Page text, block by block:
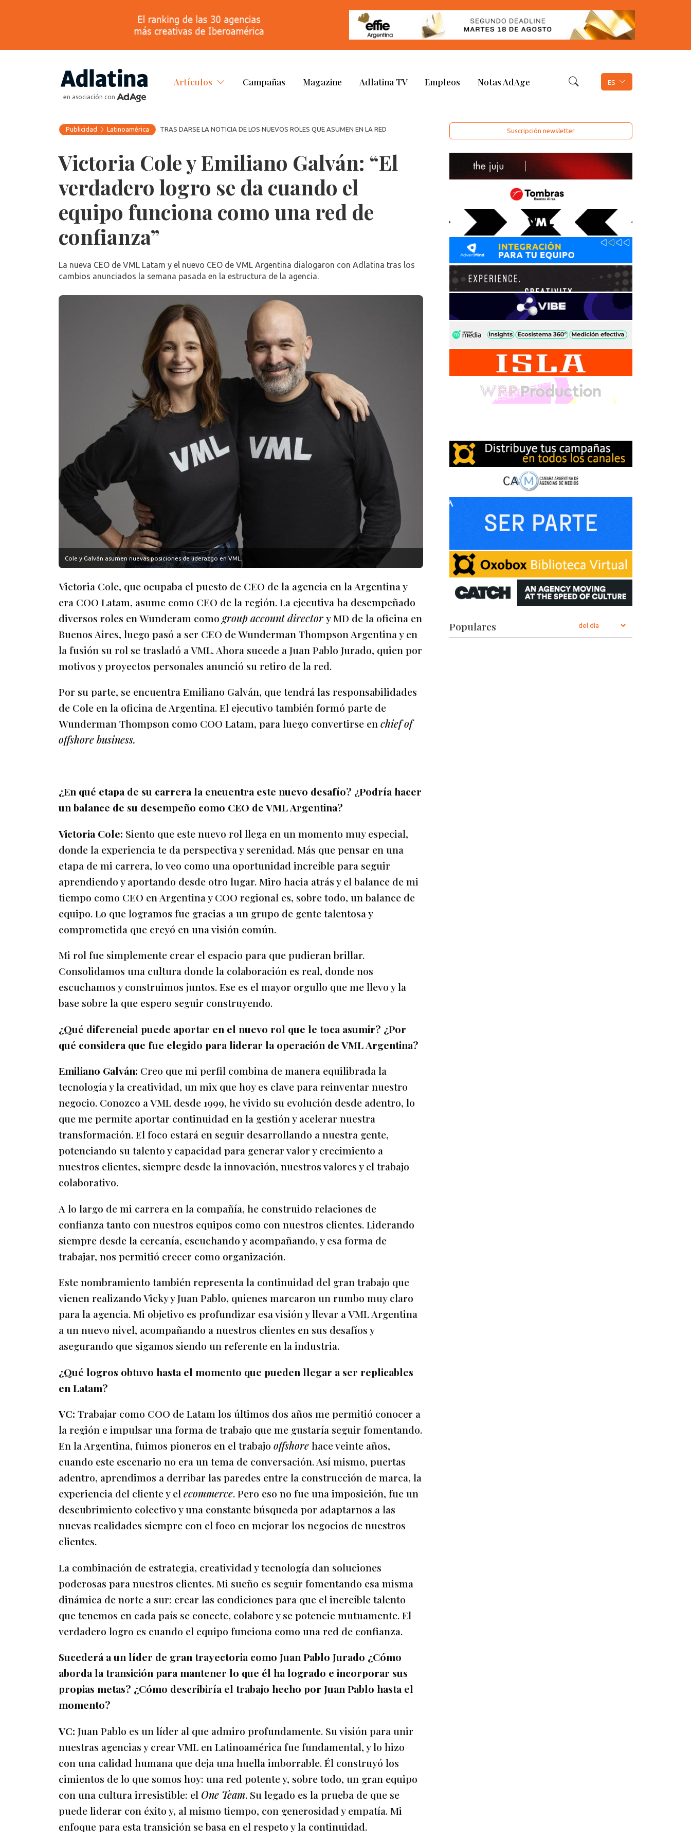
en asociación con
Artículos Campañas Magazine Adlatina TV Empleos Notas AdAge ES
Publicidad Latinoamérica TRAS DARSE LA NOTICIA DE LOS NUEVOS ROLES QUE ASUMEN EN LA RED
Victoria Cole y Emiliano Galván: “El
verdadero logro se da cuando el
equipo funciona como una red de
confianza”
La nueva CEO de VML Latam y el nuevo CEO de VML Argentina dialogaron con Adlatina tras los
cambios anunciados la semana pasada en la estructura de la agencia.
Cole y Galván asumen nuevas posiciones de liderazgo en VML.
Victoria Cole, que ocupaba el puesto de CEO de la agencia en la Argentina y
era COO Latam, asume como CEO de la región. La ejecutiva ha desempeñado
diversos roles en Wunderam como group account directory MD de la oficina en
Buenos Aires, luego pasó a ser CEO de Wunderman Thompson Argentina y en
la fusión su rol se trasladó a VML. Ahora sucede a Juan Pablo Jurado, quien por
motivos y proyectos personales anunció su retiro de la red.
Por su parte, se encuentra Emiliano Galván, que tendrá las responsabilidades
de Cole en la oficina de Argentina. El ejecutivo también formó parte de
Wunderman Thompson como COO Latam, para luego convertirse enchief of
offshore business.
¿En qué etapa de su carrera la encuentra este nuevo desafío? ¿Podría hacer
un balance de su desempeño como CEO de VML Argentina?
Victoria Cole: Siento que este nuevo rol llega en un momento muy especial,
donde la experiencia te da perspectiva y serenidad. Más que pensar en una
etapa de mi carrera, lo veo como una oportunidad increíble para seguir
aprendiendo y aportando desde otro lugar. Miro hacia atrás y el balance de mi
tiempo como CEO en Argentina y COO regional es, sobre todo, un balance de
equipo. Lo que logramos fue gracias a un grupo de gente talentosa y
comprometida que creyó en una visión común.
Mi rol fue simplemente crear el espacio para que pudieran brillar.
Consolidamos una cultura donde la colaboración es real, donde nos
escuchamos y construimos juntos. Ese es el mayor orgullo que me llevo y la
base sobre la que espero seguir construyendo.
¿Qué diferencial puede aportar en el nuevo rol que le toca asumir? ¿Por
qué considera que fue elegido para liderar la operación de VML Argentina?
Emiliano Galván: Creo que mi perfil combina de manera equilibrada la
tecnología y la creatividad, un mix que hoy es clave para reinventar nuestro
negocio. Conozco a VML desde 1999, he vivido su evolución desde adentro, lo
que me permite aportar continuidad en la gestión y acelerar nuestra
transformación. El foco estará en seguir desarrollando a nuestra gente,
potenciando su talento y capacidad para generar valor y crecimiento a
nuestros clientes, siempre desde la innovación, nuestros valores y el trabajo
colaborativo.
A lo largo de mi carrera en la compañía, he construido relaciones de
confianza tanto con nuestros equipos como con nuestros clientes. Liderando
siempre desde la cercanía, escuchando y acompañando, y esa forma de
trabajar, nos permitió crecer como organización.
Este nombramiento también representa la continuidad del gran trabajo que
vienen realizando Vicky y Juan Pablo, quienes marcaron un rumbo muy claro
para la agencia. Mi objetivo es profundizar esa visión y llevar a VML Argentina
a un nuevo nivel, acompañando a nuestros clientes en sus desafíos y
asegurando que sigamos siendo un referente en la industria.
¿Qué logros obtuvo hasta el momento que pueden llegar a ser replicables
en Latam?
VC: Trabajar como COO de Latam los últimos dos años me permitió conocer a
la región e impulsar una forma de trabajo que me gustaría seguir fomentando.
En la Argentina, fuimos pioneros en el trabajo offshorehace veinte años,
cuando este escenario no era un tema de conversación. Así mismo, puertas
adentro, aprendimos a derribar las paredes entre la construcción de marca, la
experiencia del cliente y elecommerce. Pero eso no fue una imposición, fue un
descubrimiento colectivo y una constante búsqueda por adaptarnos a las
nuevas realidades siempre con el foco en mejorar los negocios de nuestros
clientes.
La combinación de estrategia, creatividad y tecnología dan soluciones
poderosas para nuestros clientes. Mi sueño es seguir fomentando esa misma
dinámica de norte a sur: crear las condiciones para que el increíble talento
que tenemos en cada país se conecte, colabore y se potencie mutuamente. El
verdadero logro es cuando el equipo funciona como una red de confianza.
Sucederá a un líder de gran trayectoria como Juan Pablo Jurado ¿Cómo
aborda la transición para mantener lo que él ha logrado e incorporar sus
propias metas? ¿Cómo describiría el trabajo hecho por Juan Pablo hasta el
momento?
VC: Juan Pablo es un líder al que admiro profundamente. Su visión para unir
nuestras agencias y crear VML en Latinoamérica fue fundamental, y lo hizo
con una calidad humana que deja una huella imborrable. Él construyó los
cimientos de lo que somos hoy: una red potente y, sobre todo, un gran equipo
con una cultura irresistible: el One Team. Su legado es la prueba de que se
puede liderar con éxito y, al mismo tiempo, con generosidad y empatía. Mi
enfoque para esta transición se basa en el respeto y la continuidad.
Suscripción newsletter
Populares